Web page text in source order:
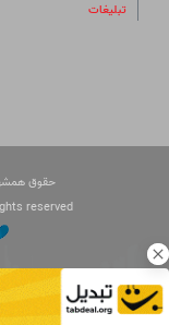
تبلیغات
حقوق
reserved